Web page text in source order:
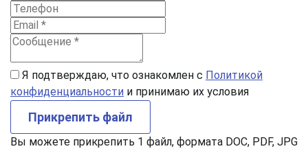
Я подтверждаю, что ознакомлен с Политикой
конфиденциальности и принимаю их условия
Прикрепить файл
Вы можете прикрепить 1 файл, формата DOC, PDF, JPG